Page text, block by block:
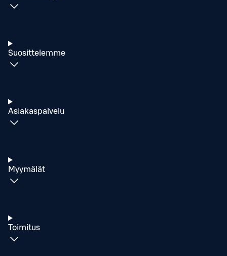
Suosittelemme
Asiakaspalvelu
Myymälät
Toimitus